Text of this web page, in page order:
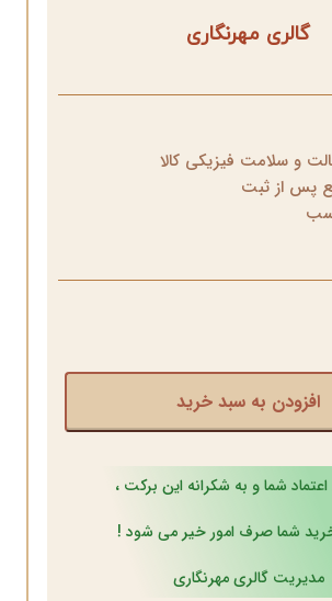
گالری مهرنگاری
و سلامت فیزیکی کالا
پس از ثبت
افزودن به سبد خرید
شما و به شکرانه این برکت ،
مدیریت گالری مهرنگاری